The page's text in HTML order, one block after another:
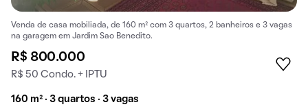
Venda de casa mobiliada, de 160 m² com 3 quartos, 2 banheiros e 3 vagas
na garagem em Jardim Sao Benedito.
R$ 800.000
R$ 50 Condo. + IPTU
160 m² · 3 quartos · 3 vagas